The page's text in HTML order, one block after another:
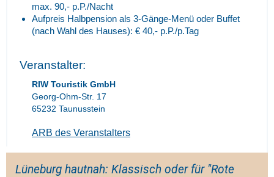
max. 90,- p.P./Nacht
Aufpreis Halbpension als 3-Gänge-Menü oder Buffet
(nach Wahl des Hauses): € 40,- p.P./p.Tag
Veranstalter:
RIW Touristik GmbH
Georg-Ohm-Str. 17
65232 Taunusstein
ARB des Veranstalters
Lüneburg hautnah: Klassisch oder für "Rote